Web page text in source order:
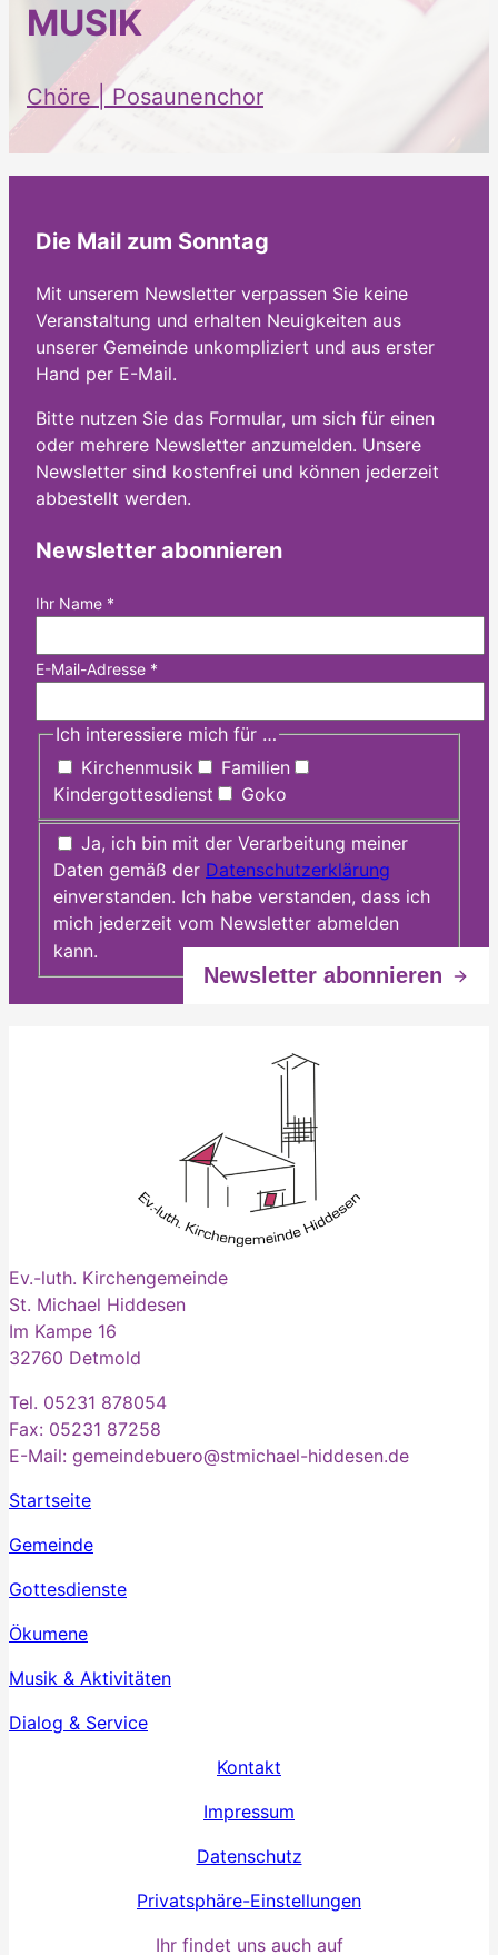
MUSIK
Chöre | Posaunenchor
Die Mail zum Sonntag
Mit unserem Newsletter verpassen Sie keine
Veranstaltung und erhalten Neuigkeiten aus
unserer Gemeinde unkompliziert und aus erster
Hand per E-Mail.
Bitte nutzen Sie das Formular, um sich für einen
oder mehrere Newsletter anzumelden. Unsere
Newsletter sind kostenfrei und können jederzeit
abbestellt werden.
Newsletter abonnieren
Ihr Name *
E-Mail-Adresse *
Ich interessiere mich für …
Kirchenmusik
Familien
Kindergottesdienst
Goko
Ja, ich bin mit der Verarbeitung meiner
Daten gemäß der Datenschutzerklärung
einverstanden. Ich habe verstanden, dass ich
mich jederzeit vom Newsletter abmelden
kann.
Ev.-luth. Kirchengemeinde
St. Michael Hiddesen
Im Kampe 16
32760 Detmold
Tel. 05231 878054
Fax: 05231 87258
E-Mail: gemeindebuero@stmichael-hiddesen.de
Startseite
Gemeinde
Gottesdienste
Ökumene
Musik & Aktivitäten
Dialog & Service
Kontakt
Impressum
Datenschutz
Privatsphäre-Einstellungen
Ihr findet uns auch auf